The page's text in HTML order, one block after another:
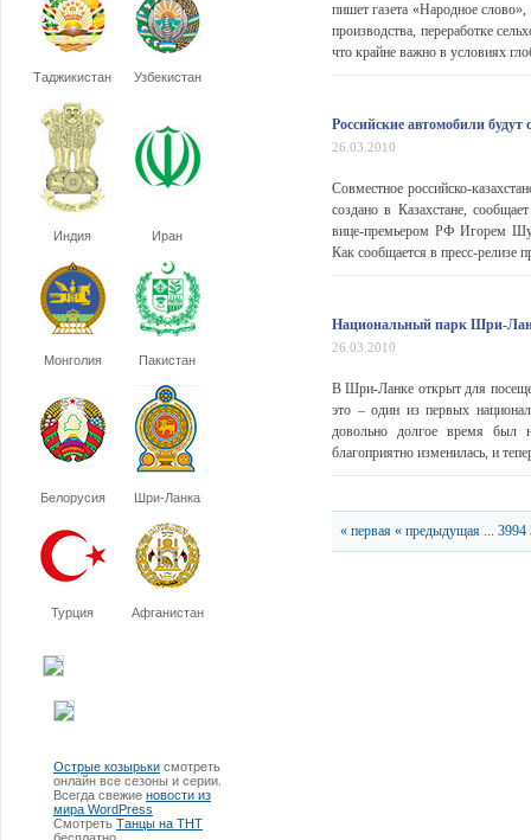
Таджикистан Узбекистан
Индия Иран
Монголия Пакистан
Белорусия Шри-Ланка
Турция Афганистан
Острые козырьки смотреть
онлайн все сезоны и серии.
Всегда свежие новости из
мира WordPress
Смотреть Танцы на ТНТ
пишет газета «Народное
производства, переработке
что крайне важно в условиях
Российские автомобили будут
26.03.2010
Совместное российско-
создано в Казахстане,
вице-премьером РФ Игорем
Как сообщается в пресс-релизе
Национальный парк Шри-
26.03.2010
В Шри-Ланке открыт для
это – один из первых
довольно долгое время был
благоприятно изменилась, и
« первая « предыдущая ... 3994